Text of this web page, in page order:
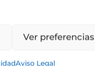
Ver preferencias
Aviso Legal